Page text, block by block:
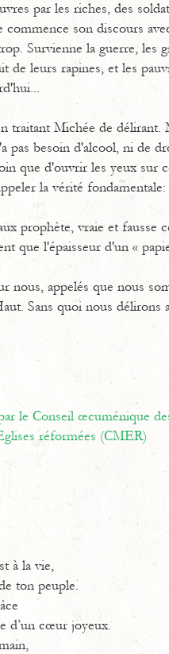
par les riches, des
son discours
Survienne la guerre, les
de leurs rapines, et les
traitant Michée de
pas besoin d'alcool, ni de
que d'ouvrir les yeux sur
la vérité
prophète, vraie et fausse
que l'épaisseur d'un «
nous, appelés que nous
Sans quoi nous délirons
le Conseil œcuménique
réformées (CMER)
à la vie,
ton peuple.
d’un cœur joyeux.